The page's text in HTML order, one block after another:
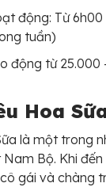
động: Từ
tuần)
động từ
Hoa
là một trong
Bộ. Khi
gái và chàng